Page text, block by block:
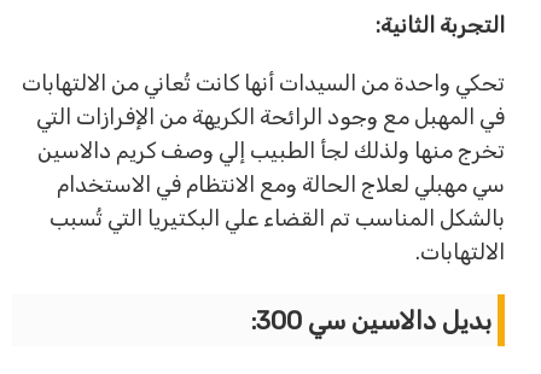
التجربة الثانية:
تحكي واحدة من السيدات أنها كانت تُعاني من الالتهابات
في المهبل مع وجود الرائحة الكريهة من الإفرازات التي
تخرج منها ولذلك لجأ الطبيب إلي وصف كريم دالاسين
سي مهبلي لعلاج الحالة ومع الانتظام في الاستخدام
بالشكل المناسب تم القضاء علي البكتيريا التي تُسبب
الالتهابات.
بديل دالاسين سي 300: